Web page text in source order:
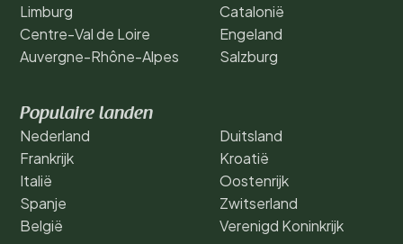
Limburg
Centre-Val de Loire
Auvergne-Rhône-Alpes
Catalonië
Engeland
Salzburg
Populaire landen
Nederland
Frankrijk
Italië
Spanje
België
Duitsland
Kroatië
Oostenrijk
Zwitserland
Verenigd Koninkrijk